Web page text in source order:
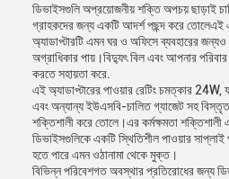
ডিভাইসগুলি অপ্রয়োজনীয় শক্তি অপচয় ছাড়াই
গ্রাহকদের জন্য একটি আদর্শ পছন্দ করে তোলেএই
অ্যাডাপ্টারটি এমন ঘর ও অফিসে ব্যবহারের
অগ্রাধিকার পায়।বিদ্যুৎ বিল এবং আপনার পরিবার
করতে সহায়তা করে.
এই অ্যাডাপ্টারের পাওয়ার রেটিং চমত্কার 24W,
এবং অন্যান্য ইউএসবি-চালিত গ্যাজেট সহ বিস্তৃত
শক্তিশালী করে তোলে।এর কর্মক্ষমতা শক্তিশালী
ডিভাইসগুলিকে একটি স্থিতিশীল পাওয়ার সাপ্লাই
হতে পারে এমন ওঠানামা থেকে মুক্ত।
বিভিন্ন পরিবেশগত অবস্থার প্রতিরোধের জন্য